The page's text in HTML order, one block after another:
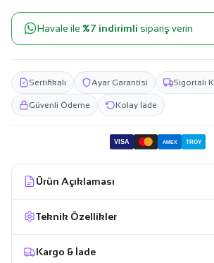
Havale ile %7 indirimli sipariş verin
Sertifikalı Ayar Garantisi Sigortalı
Güvenli Ödeme Kolay İade
VISA AMEX TROY
Ürün Açıklaması
Teknik Özellikler
Kargo & İade